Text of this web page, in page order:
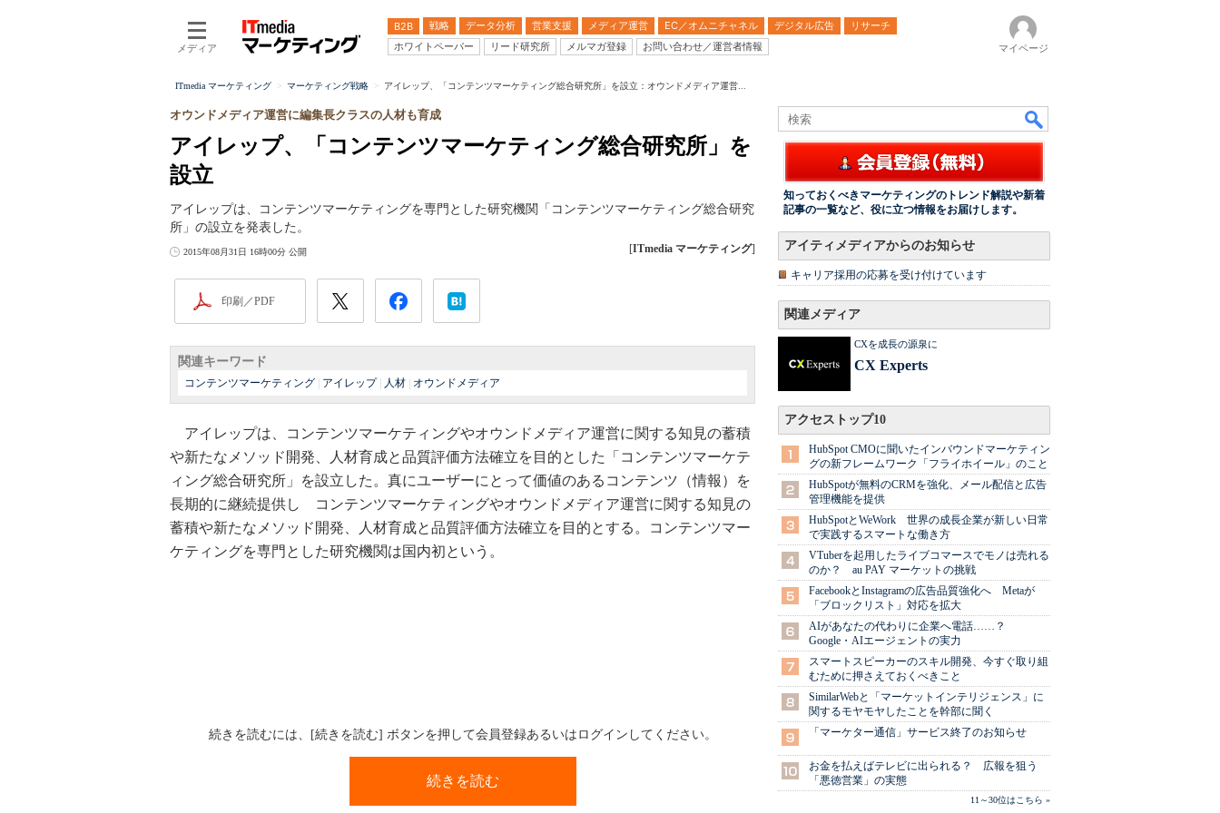
メディア
B2B 戦略 データ分析 営業支援 メディア運営 EC／オムニチャネル デジタル広告
リサーチ
ホワイトペーパー
リード研究所 メルマガ登録 お問い合わせ／運営者情報 マイページ
ITmedia マーケティング マーケティング戦略 アイレップ、「コンテンツマーケティング総合研究所」を設立：オウンドメディア運営...
アイレップ、「コンテンツマーケティング総合研究所」を
設立
オウンドメディア運営に編集長クラスの人材も育成
アイレップは、コンテンツマーケティングを専門とした研究機関「コンテンツマーケティング総合研究
所」の設立を発表した。
2015年08月31日 16時00分 公開 [ITmedia マーケティング]
印刷／PDF
関連キーワード
コンテンツマーケティング アイレップ| 人材 オウンドメディア
アイレップは、コンテンツマーケティングやオウンドメディア運営に関する知見の蓄積
や新たなメソッド開発、人材育成と品質評価方法確立を目的とした「コンテンツマーケテ
ィング総合研究所」を設立した。真にユーザーにとって価値のあるコンテンツ（情報）を
長期的に継続提供し コンテンツマーケティングやオウンドメディア運営に関する知見の
蓄積や新たなメソッド開発、人材育成と品質評価方法確立を目的とする。コンテンツマー
ケティングを専門とした研究機関は国内初という。
続きを読むには、[続きを読む] ボタンを押して会員登録あるいはログインしてください。
続きを読む
知っておくべきマーケティングのトレンド解説や新着
記事の一覧など、役に立つ情報をお届けします。
アイティメディアからのお知らせ
キャリア採用の応募を受け付けています
関連メディア
CXを成長の源泉に
CX Experts
アクセストップ10
HubSpot CMOに聞いたインバウンドマーケティン
グの新フレームワーク「フライホイール」のこと
HubSpotが無料のCRMを強化、メール配信と広告
管理機能を提供
HubSpotとWeWork 世界の成長企業が新しい日常
で実践するスマートな働き方
VTuberを起用したライブコマースでモノは売れる
のか？ au PAY マーケットの挑戦
FacebookとInstagramの広告品質強化へ Metaが
「ブロックリスト」対応を拡大
AIがあなたの代わりに企業へ電話……？
Google・AIエージェントの実力
スマートスピーカーのスキル開発、今すぐ取り組
むために押さえておくべきこと
SimilarWebと「マーケットインテリジェンス」に
関するモヤモヤしたことを幹部に聞く
「マーケター通信」サービス終了のお知らせ
お金を払えばテレビに出られる？ 広報を狙う
「悪徳営業」の実態
11～30位はこちら »